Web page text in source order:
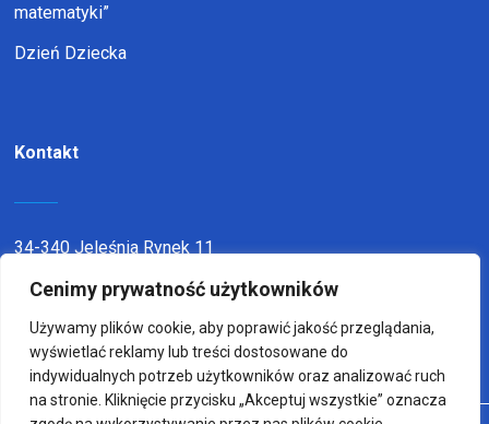
Cenimy prywatność użytkowników
Używamy plików cookie, aby poprawić jakość przeglądania,
wyświetlać reklamy lub treści dostosowane do
indywidualnych potrzeb użytkowników oraz analizować ruch
na stronie. Kliknięcie przycisku „Akceptuj wszystkie” oznacza
matematyki”
Dzień Dziecka
Kontakt
34-340 Jeleśnia Rynek 11
telefon:338636116
email:sp1jel@op.pl